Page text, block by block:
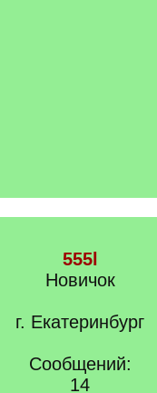
555l
Новичок
г. Екатеринбург
Сообщений:
14